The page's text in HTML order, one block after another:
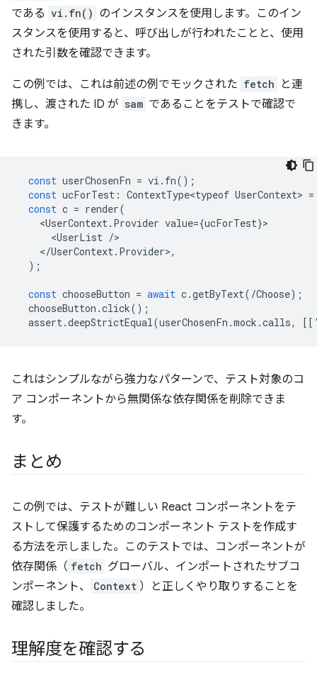
である vi.fn() のインスタンスを使用します。このイン
スタンスを使用すると、呼び出しが行われたことと、使用
された引数を確認できます。
この例では、これは前述の例でモックされた fetch
と連
携し、渡された ID が sam であることをテストで確認で
きます。
const userChosenFn = vi . fn();
const ucForTest : ContextType<typeof UserContext> =
const c = render(
<UserContext . Provider value={ucForTest}
<UserList /
</UserContext.Provider>,
);
const chooseButton = await c.getByText( /Choose);
chooseButton .click();
assert .deepStrictEqual (userChosenFn .mock .calls, [[
これはシンプルながら強力なパターンで、テスト対象のコ
ア コンポーネントから無関係な依存関係を削除できま
す。
まとめ
この例では、テストが難しい React コンポーネントをテ
ストして保護するためのコンポーネント テストを作成す
る方法を示しました。このテストでは、コンポーネントが
依存関係（ fetch グローバル、インポートされたサブコ
ンポーネント、
Context ）と正しくやり取りすることを
確認しました。
理解度を確認する